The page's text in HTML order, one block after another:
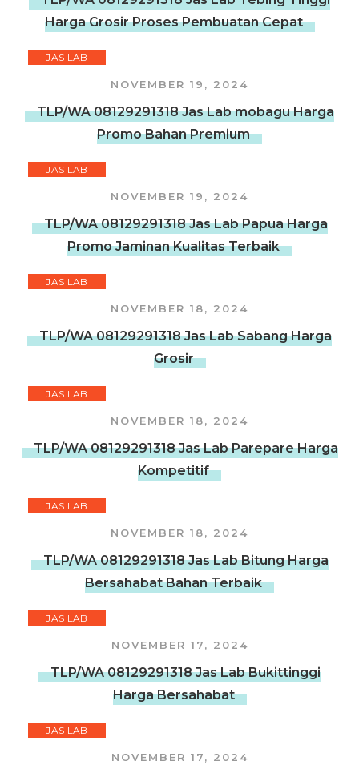
Harga Grosir Proses Pembuatan Cepat
JAS LAB
NOVEMBER 19, 2024
TLP/WA 08129291318 Jas Lab mobagu Harga
Promo Bahan Premium
JAS LAB
NOVEMBER 19, 2024
TLP/WA 08129291318 Jas Lab Papua Harga
Promo Jaminan Kualitas Terbaik
JAS LAB
NOVEMBER 18, 2024
TLP/WA 08129291318 Jas Lab Sabang Harga
Grosir
JAS LAB
NOVEMBER 18, 2024
TLP/WA 08129291318 Jas Lab Parepare Harga
Kompetitif
JAS LAB
NOVEMBER 18, 2024
TLP/WA 08129291318 Jas Lab Bitung Harga
Bersahabat Bahan Terbaik
JAS LAB
NOVEMBER 17, 2024
TLP/WA 08129291318 Jas Lab Bukittinggi
Harga Bersahabat
JAS LAB
NOVEMBER 17, 2024